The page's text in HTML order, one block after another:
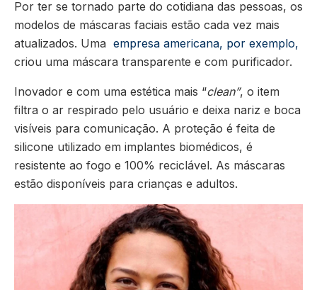
Por ter se tornado parte do cotidiana das pessoas, os
modelos de máscaras faciais estão cada vez mais
atualizados. Uma empresa americana, por exemplo,
criou uma máscara transparente e com purificador.
Inovador e com uma estética mais “clean”, o item
filtra o ar respirado pelo usuário e deixa nariz e boca
visíveis para comunicação. A proteção é feita de
silicone utilizado em implantes biomédicos, é
resistente ao fogo e 100% reciclável. As máscaras
estão disponíveis para crianças e adultos.